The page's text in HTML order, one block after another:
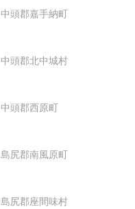
中頭郡嘉手納町
中頭郡北中城村
中頭郡西原町
島尻郡南風原町
島尻郡座間味村